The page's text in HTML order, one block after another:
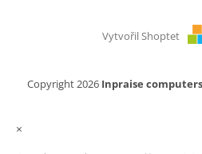
Vytvořil Shoptet
Copyright 2026 Inpraise computers
×